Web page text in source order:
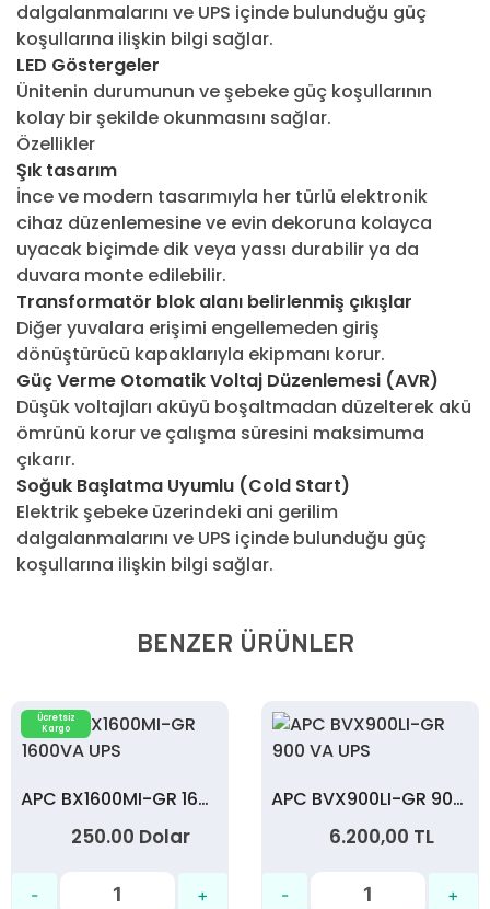
dalgalanmalarını ve UPS içinde bulunduğu güç
koşullarına ilişkin bilgi sağlar.
LED Göstergeler
Ünitenin durumunun ve şebeke güç koşullarının
kolay bir şekilde okunmasını sağlar.
Özellikler
Şık tasarım
İnce ve modern tasarımıyla her türlü elektronik
cihaz düzenlemesine ve evin dekoruna kolayca
uyacak biçimde dik veya yassı durabilir ya da
duvara monte edilebilir.
Transformatör blok alanı belirlenmiş çıkışlar
Diğer yuvalara erişimi engellemeden giriş
dönüştürücü kapaklarıyla ekipmanı korur.
Güç Verme Otomatik Voltaj Düzenlemesi (AVR)
Düşük voltajları aküyü boşaltmadan düzelterek akü
ömrünü korur ve çalışma süresini maksimuma
çıkarır.
Soğuk Başlatma Uyumlu (Cold Start)
Elektrik şebeke üzerindeki ani gerilim
dalgalanmalarını ve UPS içinde bulunduğu güç
koşullarına ilişkin bilgi sağlar.
BENZER ÜRÜNLER
Ücretsiz
Kargo
APC BX1600MI-GR 1600VA UPS
250.00 Dolar
APC BVX900LI-GR 900 VA UPS
6.200,00 TL